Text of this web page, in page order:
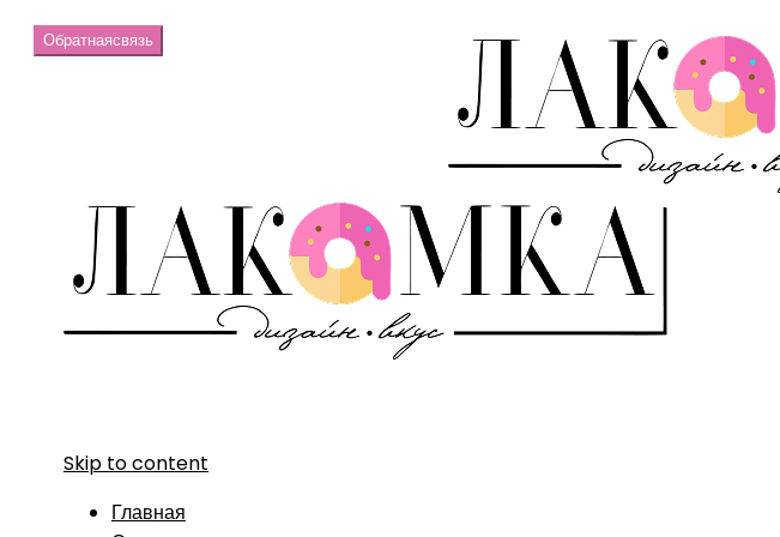
Обратнаясвязь
Skip to content
Главная